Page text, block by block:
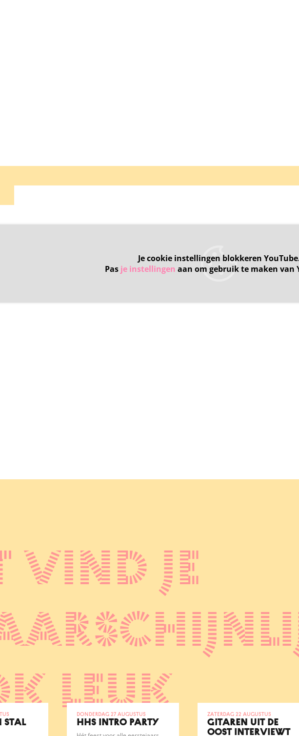
Je cookie instellingen blokkeren
Pas je instellingen aan om gebruik te maken van
vind je
leuk
STAL
donderdag 27 augustus
HHS INTRO PARTY
zaterdag 22 augustus
GITAREN UIT DE
OOST INTERVIEWT